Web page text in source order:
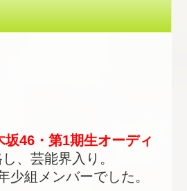
坂46・第1期生オーディ
、芸能界入り。
少組メンバーでした。